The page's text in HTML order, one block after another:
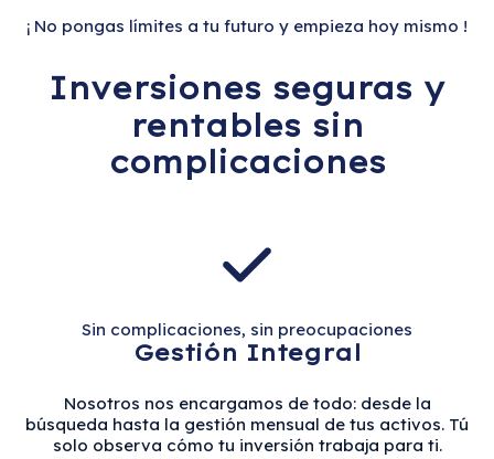
¡ No pongas límites a tu futuro y empieza hoy mismo !
Inversiones seguras y
rentables sin
complicaciones
Sin complicaciones, sin preocupaciones
Gestión Integral
Nosotros nos encargamos de todo: desde la
búsqueda hasta la gestión mensual de tus activos. Tú
solo observa cómo tu inversión trabaja para ti.